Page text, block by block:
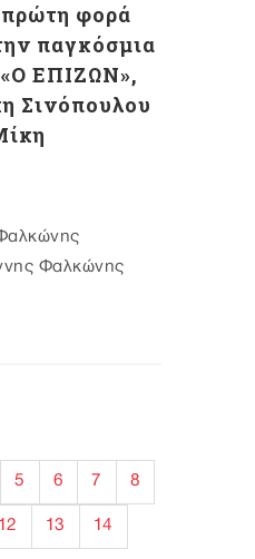
φορά
παγκόσμια
«Ο ΕΠΙΖΩΝ»,
Σινόπουλου
Φαλκώνης
5 6 7 8
12 13 14